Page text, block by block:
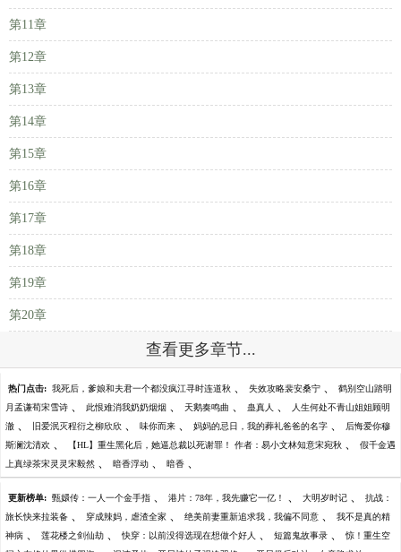
第11章
第12章
第13章
第14章
第15章
第16章
第17章
第18章
第19章
第20章
查看更多章节...
热门点击: 我死后，爹娘和夫君一个都没疯江寻时连道秋 、 失效攻略裴安桑宁 、 鹤别空山踏明
月孟谦荀宋雪诗 、 此恨难消我奶奶烟烟 、 天鹅奏鸣曲 、 蛊真人 、 人生何处不青山姐姐顾明
澈 、 旧爱泯灭程衍之柳欣欣 、 味你而来 、 妈妈的忌日，我的葬礼爸爸的名字 、 后悔爱你穆
斯澜沈清欢 、 【HL】重生黑化后，她逼总裁以死谢罪！ 作者：易小文林知意宋宛秋 、 假千金遇
上真绿茶宋灵灵宋毅然 、 暗香浮动 、 暗香 、
更新榜单: 甄嬛传：一人一个金手指 、 港片：78年，我先赚它一亿！ 、 大明岁时记 、 抗战：
旅长快来拉装备 、 穿成辣妈，虐渣全家 、 绝美前妻重新追求我，我偏不同意 、 我不是真的精
神病 、 莲花楼之剑仙劫 、 快穿：以前没得选现在想做个好人 、 短篇鬼故事录 、 惊！重生空